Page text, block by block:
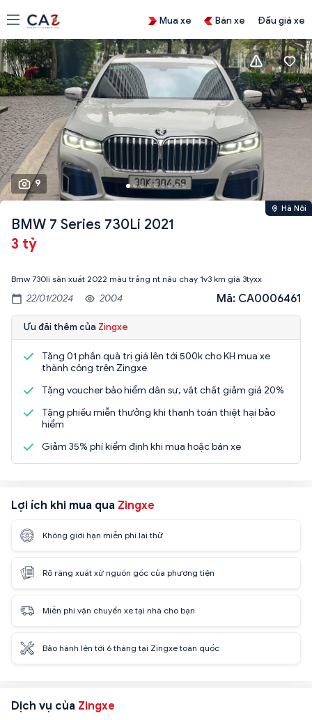
Mua xe Bán xe Đấu giá xe
9
Hà Nội
BMW 7 Series 730Li 2021
3 tỷ
22/01/2024 2004 Mã: CA0006461
Ưu đãi thêm của Zingxe
Tặng 01 phần quà trị giá lên tới 500k cho KH mua xe
thành công trên Zingxe
Tặng voucher bảo hiểm dân sự, vật chất giảm giá 20%
Tặng phiếu miễn thưởng khi thanh toán thiệt hại bảo
hiểm
Giảm 35% phí kiểm định khi mua hoặc bán xe
Lợi ích khi mua qua Zingxe
Không giới hạn miễn phí lái thử
Rõ ràng xuất xứ nguồn gốc của phương tiện
Miễn phí vận chuyển xe tại nhà cho bạn
Bảo hành lên tới 6 tháng tại Zingxe toàn quốc
Dịch vụ của Zingxe